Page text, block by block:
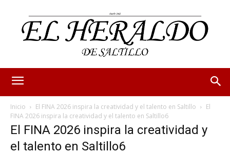
Inicio El FINA 2026 inspira la creatividad y el talento en Saltillo
El
FINA 2026 inspira la creatividad y el talento en Saltillo6
El FINA 2026 inspira la creatividad y
el talento en Saltillo6